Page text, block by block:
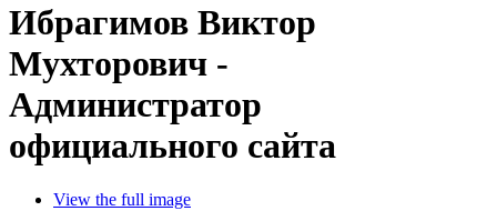
Ибрагимов Виктор
Мухторович -
Администратор
официального сайта
View the full image